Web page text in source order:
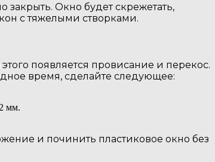
Окно будет скрежетать,
с тяжелыми створками.
появляется провисание и перекос.
время, сделайте следующее:
мм.
и починить пластиковое окно без